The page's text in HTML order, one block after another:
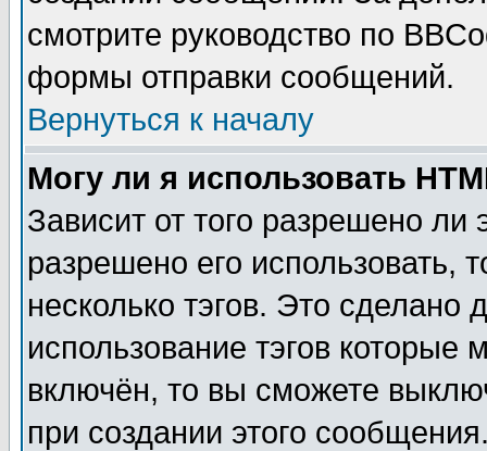
смотрите руководство по
формы отправки сообщений.
Вернуться к началу
Могу ли я использовать
Зависит от того разрешено
разрешено его использовать,
несколько тэгов. Это сделано
использование тэгов
включён, то вы сможете
при создании этого